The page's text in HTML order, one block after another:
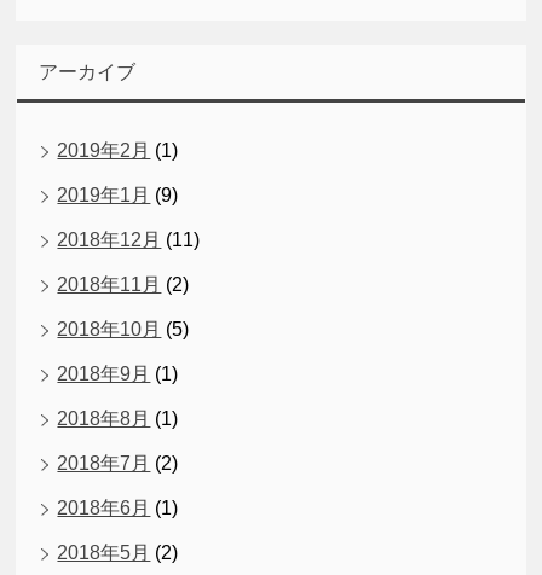
アーカイブ
2019年2月 (1)
2019年1月 (9)
2018年12月 (11)
2018年11月 (2)
2018年10月 (5)
2018年9月 (1)
2018年8月 (1)
2018年7月 (2)
2018年6月 (1)
2018年5月 (2)